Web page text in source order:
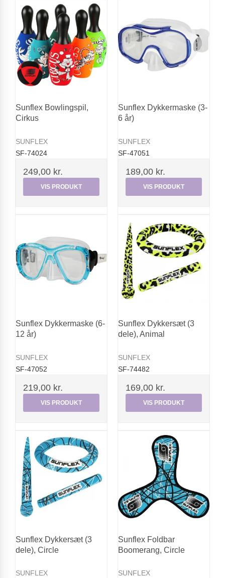
Sunflex Bowlingspil,
Cirkus
SUNFLEX
SF-74024
249,00 kr.
VIS PRODUKT
Sunflex Dykkermaske (3-
6 år)
SUNFLEX
SF-47051
189,00 kr.
VIS PRODUKT
Sunflex Dykkermaske (6-
12 år)
SUNFLEX
SF-47052
219,00 kr.
VIS PRODUKT
Sunflex Dykkersæt (3
dele), Animal
SUNFLEX
SF-74482
169,00 kr.
VIS PRODUKT
Sunflex Dykkersæt (3
dele), Circle
SUNFLEX
Sunflex Foldbar
Boomerang, Circle
SUNFLEX